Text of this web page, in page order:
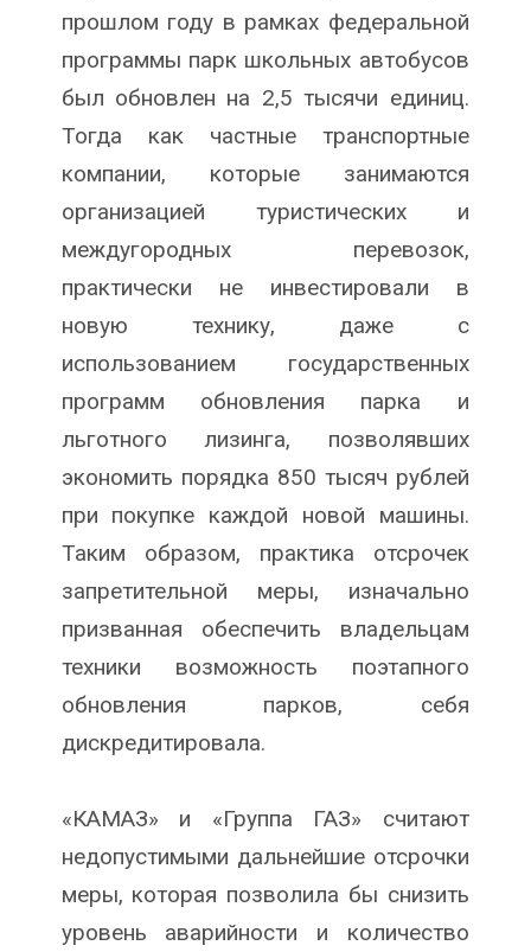
прошлом году в рамках федеральной
программы парк школьных автобусов
был обновлен на 2,5 тысячи единиц.
Тогда как частные транспортные
компании, которые занимаются
организацией туристических и
междугородных перевозок,
практически не инвестировали в
новую технику, даже с
использованием государственных
программ обновления парка и
льготного лизинга, позволявших
экономить порядка 850 тысяч рублей
при покупке каждой новой машины.
Таким образом, практика отсрочек
запретительной меры, изначально
призванная обеспечить владельцам
техники возможность поэтапного
обновления парков, себя
дискредитировала.
«КАМАЗ» и «Группа ГАЗ» считают
недопустимыми дальнейшие отсрочки
меры, которая позволила бы снизить
уровень аварийности и количество